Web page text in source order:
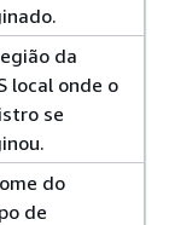
da
local onde o
se
do
de